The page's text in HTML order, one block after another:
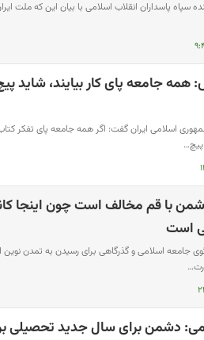
سپاه پاسداران انقلاب اسلامی با بیان این که ملت
همه جامعه پای کار بیایند، شاید
پیچ…
با قم مخالف است چون اینجا
است
جامعه اسلامی و گذرگاهی برای رسیدن به تمدن
دشمن برای سال جدید تحصیلی